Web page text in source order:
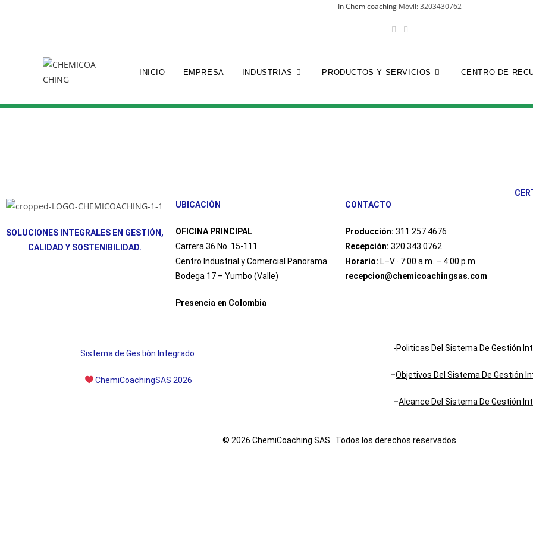
In Chemicoaching Móvil: 3203430762
INICIO EMPRESA INDUSTRIAS PRODUCTOS Y SERVICIOS CENTRO DE
SOLUCIONES INTEGRALES EN GESTIÓN,
CALIDAD Y SOSTENIBILIDAD.
UBICACIÓN
OFICINA PRINCIPAL
Carrera 36 No. 15-111
Centro Industrial y Comercial Panorama
Bodega 17 – Yumbo (Valle)
Presencia en Colombia
CONTACTO
Producción: 311 257 4676
Recepción: 320 343 0762
Horario: L–V · 7:00 a.m. – 4:00 p.m.
recepcion@chemicoachingsas.com
Sistema de Gestión Integrado
ChemiCoachingSAS 2026
-Politicas Del Sistema De Gestión
–Objetivos Del Sistema De Gestión
–Alcance Del Sistema De Gestión
© 2026 ChemiCoaching SAS · Todos los derechos reservados